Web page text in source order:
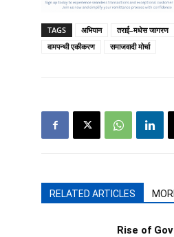
TAGS अभियान तराई–मधेस जागरण
वामपन्थी एकीकरण
समाजवादी मोर्चा
RELATED ARTICLES
Rise of